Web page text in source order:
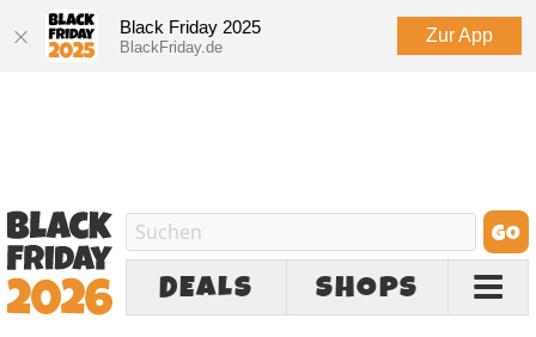
Black Friday 2025
BlackFriday.de
Zur App
DEALS SHOPS